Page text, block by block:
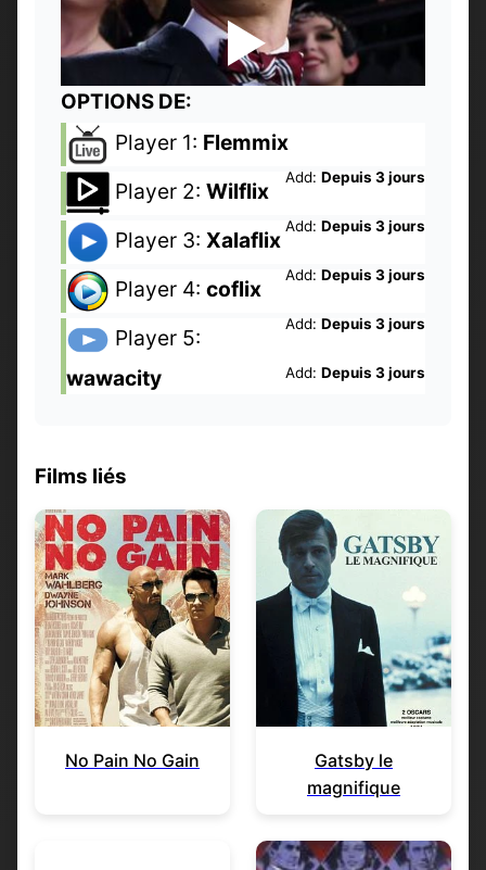
OPTIONS DE:
Player 1: Flemmix
Add: Depuis 3 jours
Player 2: Wilflix
Add: Depuis 3 jours
Player 3: Xalaflix
Add: Depuis 3 jours
Player 4: coflix
Add: Depuis 3 jours
Player 5:
wawacity
Add: Depuis 3 jours
Films liés
No Pain No Gain
Gatsby le
magnifique